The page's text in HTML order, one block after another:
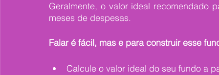
Geralmente, o valor ideal recomendado
meses de despesas.
Falar é fácil, mas e para construir esse
Calcule o valor ideal do seu fundo a